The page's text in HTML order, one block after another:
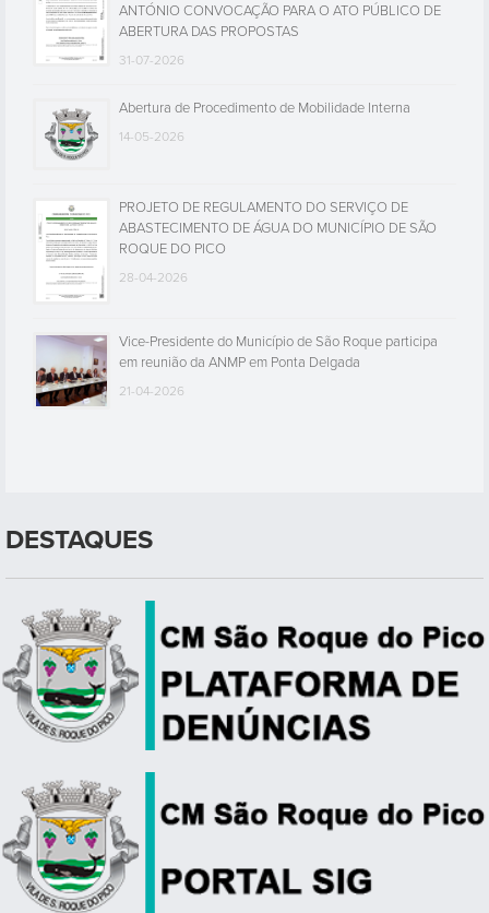
ANTÓNIO CONVOCAÇÃO PARA O ATO PÚBLICO DE
ABERTURA DAS PROPOSTAS
31-07-2026
Abertura de Procedimento de Mobilidade Interna
14-05-2026
PROJETO DE REGULAMENTO DO SERVIÇO DE
ABASTECIMENTO DE ÁGUA DO MUNICÍPIO DE SÃO
ROQUE DO PICO
28-04-2026
Vice-Presidente do Município de São Roque participa
em reunião da ANMP em Ponta Delgada
21-04-2026
DESTAQUES